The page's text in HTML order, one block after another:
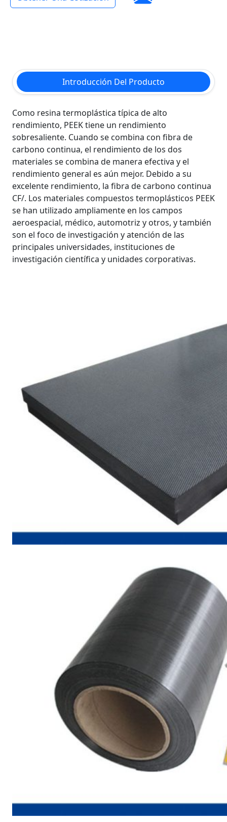
Introducción Del Producto
Como resina termoplástica típica de alto
rendimiento, PEEK tiene un rendimiento
sobresaliente. Cuando se combina con fibra de
carbono continua, el rendimiento de los dos
materiales se combina de manera efectiva y el
rendimiento general es aún mejor. Debido a su
excelente rendimiento, la fibra de carbono continua
CF/. Los materiales compuestos termoplásticos PEEK
se han utilizado ampliamente en los campos
aeroespacial, médico, automotriz y otros, y también
son el foco de investigación y atención de las
principales universidades, instituciones de
investigación científica y unidades corporativas.